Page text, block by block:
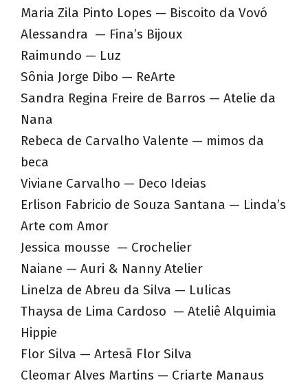
Maria Zila Pinto Lopes — Biscoito da Vovó
Alessandra — Fina’s Bijoux
Raimundo — Luz
Sônia Jorge Dibo — ReArte
Sandra Regina Freire de Barros — Atelie da
Nana
Rebeca de Carvalho Valente — mimos da
beca
Viviane Carvalho — Deco Ideias
Erlison Fabricio de Souza Santana — Linda’s
Arte com Amor
Jessica mousse — Crochelier
Naiane — Auri & Nanny Atelier
Linelza de Abreu da Silva — Lulicas
Thaysa de Lima Cardoso — Ateliê Alquimia
Hippie
Flor Silva — Artesã Flor Silva
Cleomar Alves Martins — Criarte Manaus